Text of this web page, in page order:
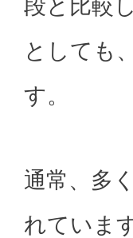
段と比較
としても
す。
通常、多
れていま